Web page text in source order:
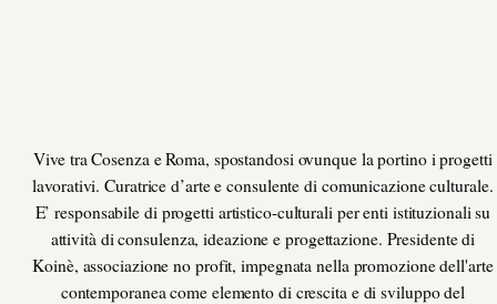
Vive tra Cosenza e Roma, spostandosi ovunque la portino i progetti
lavorativi. Curatrice d’arte e consulente di comunicazione culturale.
E’ responsabile di progetti artistico-culturali per enti istituzionali su
attività di consulenza, ideazione e progettazione. Presidente di
Koinè, associazione no profit, impegnata nella promozione dell'arte
contemporanea come elemento di crescita e di sviluppo del